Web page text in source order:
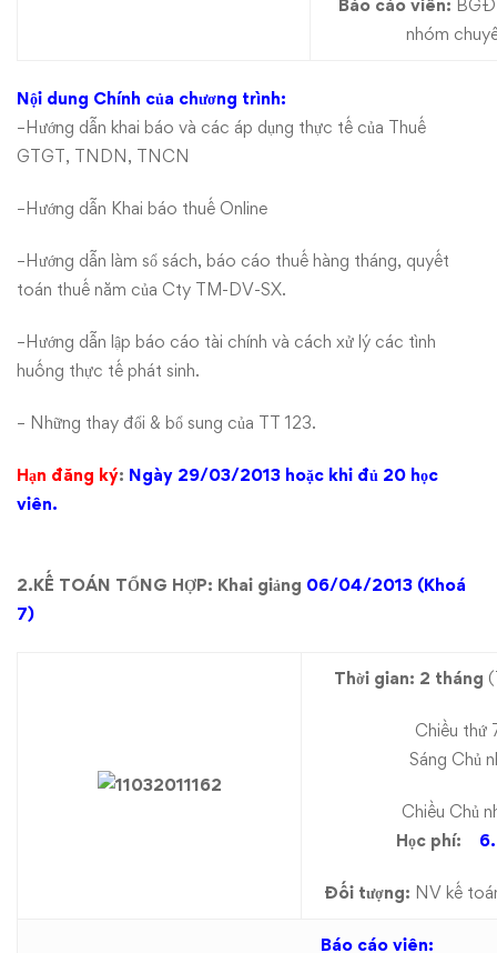
Báo cáo viên:
nhóm
Nội dung Chính của chương trình:
–Hướng dẫn khai báo và các áp dụng thực tế của Thuế
GTGT, TNDN, TNCN
–Hướng dẫn Khai báo thuế Online
–Hướng dẫn làm sổ sách, báo cáo thuế hàng tháng, quyết
toán thuế năm của Cty TM-DV-SX.
–Hướng dẫn lập báo cáo tài chính và cách xử lý các tình
huống thực tế phát sinh.
– Những thay đổi & bổ sung của TT 123.
Hạn đăng ký: Ngày 29/03/2013 hoặc khi đủ 20 học
viên.
2.KẾ TOÁN TỔNG HỢP: Khai giảng 06/04/2013 (Khoá
7)
Thời gian: 2 tháng
Chiều thứ
Sáng Chủ
Chiều Chủ
Học phí:
Đối tượng: NV kế
Báo cáo viên: